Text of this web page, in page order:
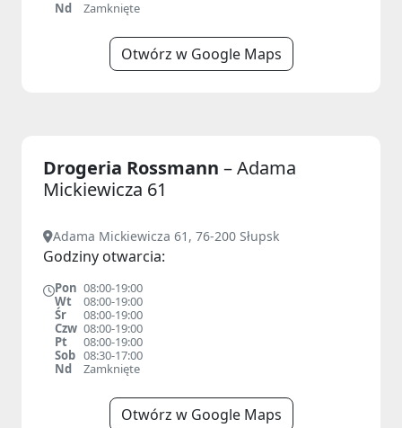
Nd
Zamknięte
Otwórz w Google Maps
Drogeria Rossmann – Adama
Mickiewicza 61
Adama Mickiewicza 61, 76-200 Słupsk
Godziny otwarcia:
Pon 08:00-19:00
Wt
08:00-19:00
Śr
08:00-19:00
Czw 08:00-19:00
Pt
08:00-19:00
Sob 08:30-17:00
Nd
Zamknięte
Otwórz w Google Maps